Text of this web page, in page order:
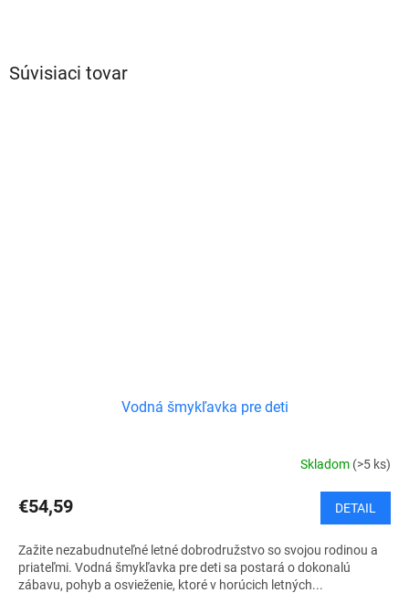
Súvisiaci tovar
Vodná šmykľavka pre deti
Skladom (>5 ks)
€54,59 DETAIL
Zažite nezabudnuteľné letné dobrodružstvo so svojou rodinou a
priateľmi. Vodná šmykľavka pre deti sa postará o dokonalú
zábavu, pohyb a osvieženie, ktoré v horúcich letných...